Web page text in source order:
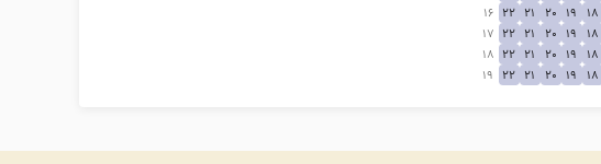
18
19
20
21
22
16
18
19
20
21
22
17
18
19
20
21
22
18
18
19
20
21
22
19